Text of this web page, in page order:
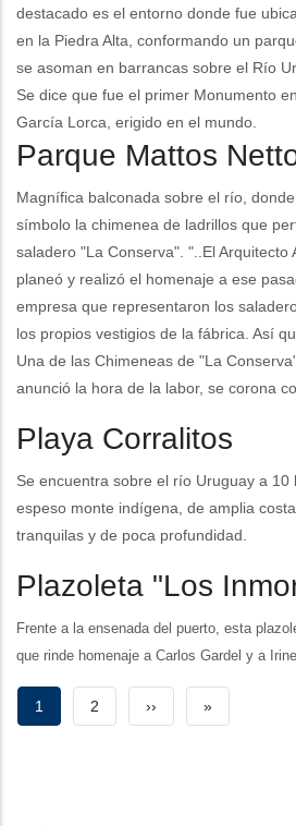
destacado es el entorno donde fue
en la Piedra Alta, conformando un
se asoman en barrancas sobre el Río
Se dice que fue el primer Monumento
García Lorca, erigido en el mundo.
Parque Mattos
Magnífica balconada sobre el río,
símbolo la chimenea de ladrillos que
saladero "La Conserva". "..El Arquitecto
planeó y realizó el homenaje a ese
empresa que representaron los
los propios vestigios de la fábrica. Así
Una de las Chimeneas de "La
anunció la hora de la labor, se corona
Playa Corralitos
Se encuentra sobre el río Uruguay a 10
espeso monte indígena, de amplia
tranquilas y de poca profundidad.
Plazoleta "Los
Frente a la ensenada del puerto, esta
que rinde homenaje a Carlos Gardel y a
Paginación
Página
1 Page
2 Siguiente
›› Última
»